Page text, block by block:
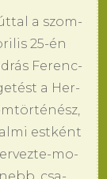
a szom­
25-én
Fe­renc­
a Her­
estként
mo­